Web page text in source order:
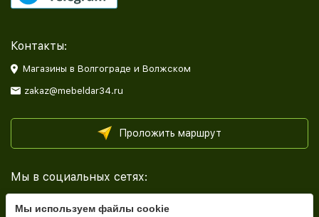
Контакты:
Магазины в Волгограде и Волжском
zakaz@mebeldar34.ru
Проложить маршрут
Мы в социальных сетях:
Мы используем файлы cookie